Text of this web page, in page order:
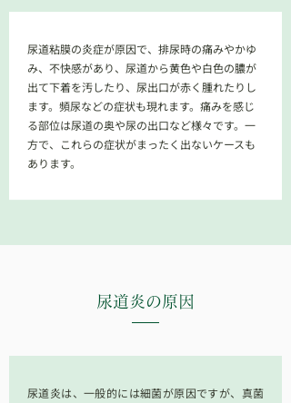
尿道粘膜の炎症が原因で、排尿時の痛みやかゆ
み、不快感があり、尿道から黄色や白色の膿が
出て下着を汚したり、尿出口が赤く腫れたりし
ます。頻尿などの症状も現れます。痛みを感じ
る部位は尿道の奥や尿の出口など様々です。一
方で、これらの症状がまったく出ないケースも
あります。
尿道炎 の原因
尿道炎は、一般的には細菌が原因ですが、真菌